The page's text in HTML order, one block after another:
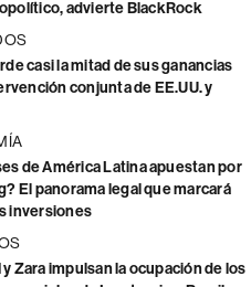
advierte BlackRock
casi la mitad de sus ganancias
conjunta de EE.UU. y
de América Latina apuestan por
El panorama legal que marcará
inversiones
y Zara impulsan la ocupación de los